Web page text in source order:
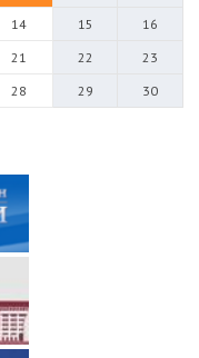
14 15
16
21 22
23
28 29
30